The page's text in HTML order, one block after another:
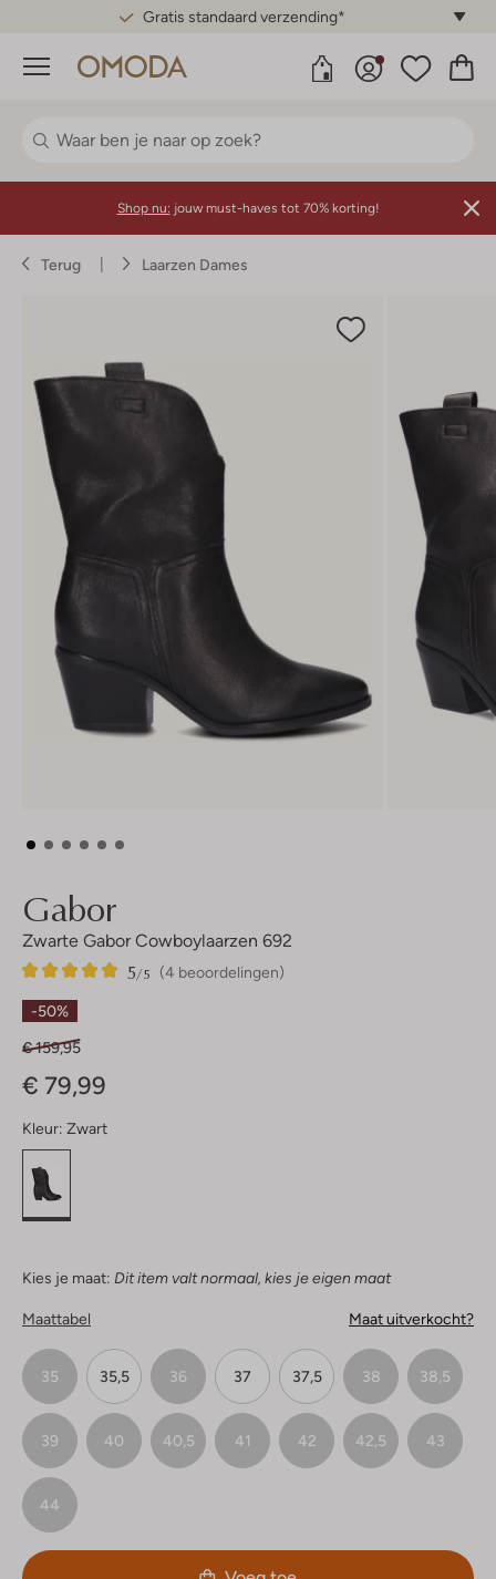
Gratis standaard verzending*
Menu
Shop nu: jouw must-haves tot 70% korting!
Terug Laarzen Dames
Gabor
Zwarte Gabor Cowboylaarzen 692
(4 beoordelingen)
5/5
4
5
Sterren
-50%
€ 159,95
€ 79,99
Kleur: Zwart
Kies je maat: Dit item valt normaal, kies je eigen maat
Maattabel Maat uitverkocht?
35 35,5 36 37 37,5 38 38,5
39 40 40,5 41 42 42,5 43
44